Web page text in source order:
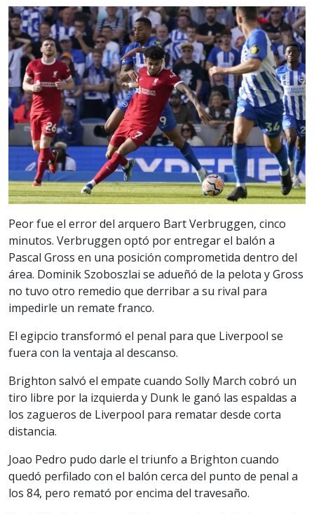
Peor fue el error del arquero Bart Verbruggen, cinco
minutos. Verbruggen optó por entregar el balón a
Pascal Gross en una posición comprometida dentro del
área. Dominik Szoboszlai se adueñó de la pelota y Gross
no tuvo otro remedio que derribar a su rival para
impedirle un remate franco.
El egipcio transformó el penal para que Liverpool se
fuera con la ventaja al descanso.
Brighton salvó el empate cuando Solly March cobró un
tiro libre por la izquierda y Dunk le ganó las espaldas a
los zagueros de Liverpool para rematar desde corta
distancia.
Joao Pedro pudo darle el triunfo a Brighton cuando
quedó perfilado con el balón cerca del punto de penal a
los 84, pero remató por encima del travesaño.